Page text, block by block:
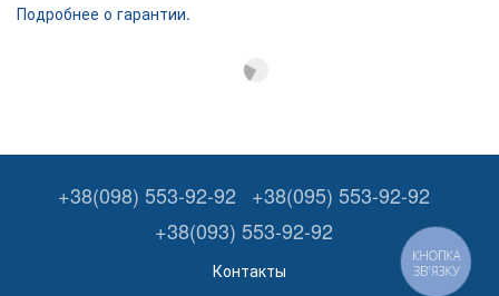
Подробнее о гарантии.
+38(098) 553-92-92
+38(095) 553-92-92
+38(093) 553-92-92
Контакты
КНОПКА
ЗВ'ЯЗКУ